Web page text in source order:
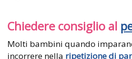
Chiedere consiglio al
Molti bambini quando
incorrere nella ripetizione di